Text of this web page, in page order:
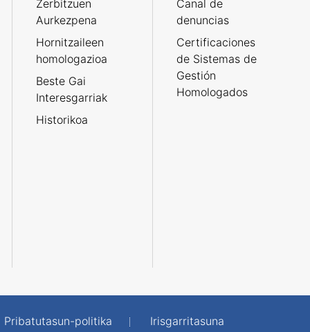
Zerbitzuen
Aurkezpena
Hornitzaileen
homologazioa
Beste Gai
Interesgarriak
Historikoa
Canal de
denuncias
Certificaciones
de Sistemas de
Gestión
Homologados
Pribatutasun-politika Irisgarritasuna